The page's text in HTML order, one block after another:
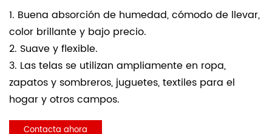
1. Buena absorción de humedad, cómodo de llevar,
color brillante y bajo precio.
2. Suave y flexible.
3. Las telas se utilizan ampliamente en ropa,
zapatos y sombreros, juguetes, textiles para el
hogar y otros campos.
Contacta ahora